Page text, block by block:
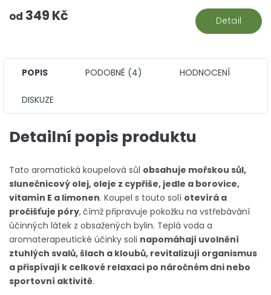
od 349 Kč Detail
POPIS PODOBNÉ (4) HODNOCENÍ
DISKUZE
Detailní popis produktu
Tato aromatická koupelová sůl obsahuje mořskou sůl,
slunečnicový olej, oleje z cypřiše, jedle a borovice,
vitamín E a limonen. Koupel s touto solí otevírá a
pročišťuje póry,čímž připravuje pokožku na vstřebávání
účinných látek z obsažených bylin. Teplá voda a
aromaterapeutické účinky soli napomáhají uvolnění
ztuhlých svalů, šlach a kloubů, revitalizují organismus
a přispívají k celkové relaxaci po náročném dni nebo
sportovní aktivitě.